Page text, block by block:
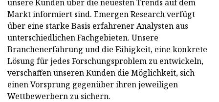
unsere Kunden über die neuesten Trends auf dem
Markt informiert sind. Emergen Research verfügt
über eine starke Basis erfahrener Analysten aus
unterschiedlichen Fachgebieten. Unsere
Branchenerfahrung und die Fähigkeit, eine konkrete
Lösung für jedes Forschungsproblem zu entwickeln,
verschaffen unseren Kunden die Möglichkeit, sich
einen Vorsprung gegenüber ihren jeweiligen
Wettbewerbern zu sichern.